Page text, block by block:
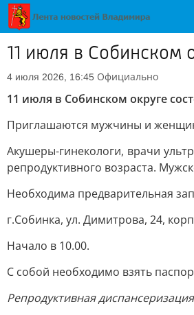
11 июля в Собинском
4 июля 2026, 16:45 Официально
11 июля в Собинском округе
Приглашаются мужчины и
Акушеры-гинекологи, врачи
репродуктивного возраста.
Необходима предварительная
г.Собинка, ул. Димитрова, 24,
Начало в 10.00.
С собой необходимо взять
Репродуктивная